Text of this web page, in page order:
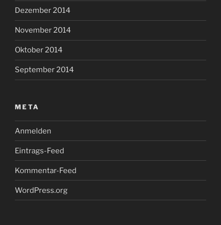
Dezember 2014
November 2014
Oktober 2014
September 2014
META
Anmelden
Eintrags-Feed
Kommentar-Feed
WordPress.org